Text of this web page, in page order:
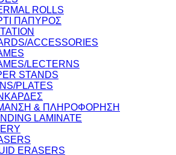
ROLLS
ΠΑΠΥΡΟΣ
ACCESSORIES
LECTERNS
STANDS
PLATES
& ΠΛΗΡΟΦΟΡΗΣΗ
LAMINATE
ERASERS